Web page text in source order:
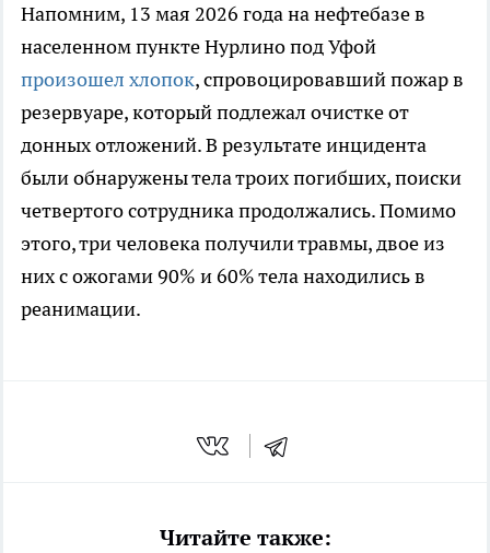
Напомним, 13 мая 2026 года на нефтебазе в
населенном пункте Нурлино под Уфой
произошел хлопок, спровоцировавший пожар в
резервуаре, который подлежал очистке от
донных отложений. В результате инцидента
были обнаружены тела троих погибших, поиски
четвертого сотрудника продолжались. Помимо
этого, три человека получили травмы, двое из
них с ожогами 90% и 60% тела находились в
реанимации.
Читайте также: